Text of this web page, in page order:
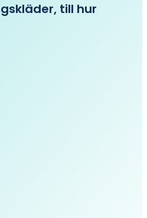
till hur